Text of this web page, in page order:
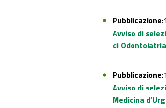
Pubblicazione
Avviso di
di
Pubblicazione
Avviso di
Medicina